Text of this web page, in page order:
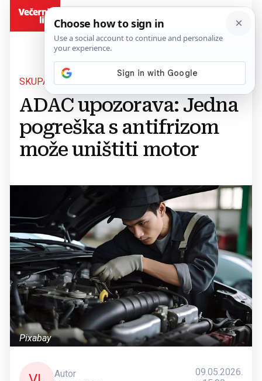
SKUPA I ČESTO ZANEMARENA
ADAC upozorava: Jedna
pogreška s antifrizom
može uništiti motor
Pixabay
Autor
09.05.2026.